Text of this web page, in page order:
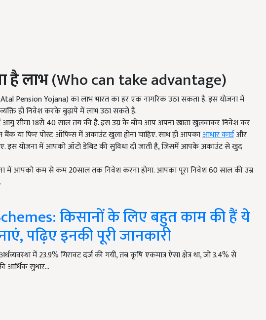
है लाभ(Who can take advantage)
Pension Yojana) का लाभ भारत का हर एक नागरिक उठा सकता है. इस योजना में
ही निवेश करके बुढ़ापे में लाभ उठा सकते हैं.
सीमा 18से 40 साल तय की है. इस उम्र के बीच आप अपना खाता खुलवाकर निवेश कर
या फिर पोस्ट ऑफिस में अकाउंट खुला होना चाहिए. साथ ही आपकाआधार कार्डऔर
इस योजना में आपको ऑटो डेबिट की सुविधा दी जाती है, जिसमें आपके अकाउंट से खुद
में आपको कम से कम 20साल तक निवेश करना होगा. आपका पूरा निवेश 60 साल की उम्र
किसानों के लिए बहुत काम की हैं ये
पढ़िए इनकी पूरी जानकारी
में 23.9% गिरावट दर्ज की गयी, तब कृषि एकमात्र ऐसा क्षेत्र था, जो 3.4% से
आर्थिक सुधार…